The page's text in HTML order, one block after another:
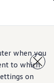
when you
to which
on